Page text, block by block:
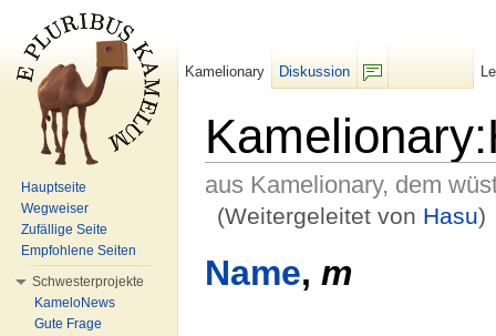
aus Kamelionary, dem
(Weitergeleitet von Hasu)
Name, m
Kamelionary
Diskussion
Hauptseite
Wegweiser
Zufällige Seite
Empfohlene Seiten
Schwesterprojekte
KameloNews
Gute Frage